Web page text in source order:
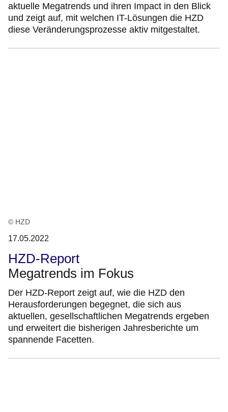
aktuelle Megatrends und ihren Impact in den Blick
und zeigt auf, mit welchen IT-Lösungen die HZD
diese Veränderungsprozesse aktiv mitgestaltet.
© HZD
17.05.2022
HZD-Report
Megatrends im Fokus
Der HZD-Report zeigt auf, wie die HZD den
Herausforderungen begegnet, die sich aus
aktuellen, gesellschaftlichen Megatrends ergeben
und erweitert die bisherigen Jahresberichte um
spannende Facetten.